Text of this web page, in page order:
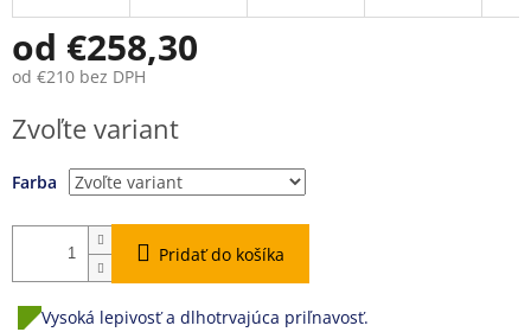
od €258,30
od €210 bez DPH
cena:
Zvoľte variant
Farba
Pridať do košíka
Vysoká lepivosť a dlhotrvajúca priľnavosť.